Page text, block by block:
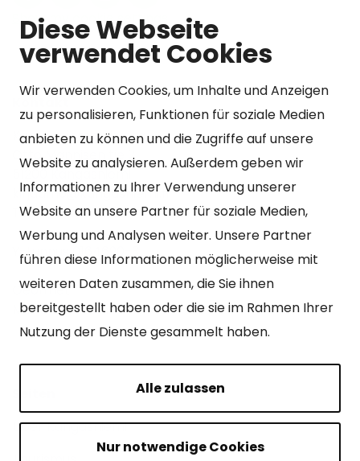
Diese Webseite
verwendet Cookies
Wir verwenden Cookies, um Inhalte und Anzeigen
zu personalisieren, Funktionen für soziale Medien
anbieten zu können und die Zugriffe auf unsere
Website zu analysieren. Außerdem geben wir
Informationen zu Ihrer Verwendung unserer
Website an unsere Partner für soziale Medien,
Werbung und Analysen weiter. Unsere Partner
führen diese Informationen möglicherweise mit
weiteren Daten zusammen, die Sie ihnen
bereitgestellt haben oder die sie im Rahmen Ihrer
Nutzung der Dienste gesammelt haben.
Alle zulassen
Nur notwendige Cookies
Show my cookie settings
Kangasniemen kunta
Otto Mannisen tie 2
51200 Kangasniemi
kirjaamo@kangasniemi.fi
Tel. 040 719 9370
Y-tunnus 0164690-3
Geöffnet
Mo – Fr 9-15 Uhr.
Über Kangasniemi